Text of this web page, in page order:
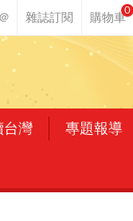
0
台灣 專題報導